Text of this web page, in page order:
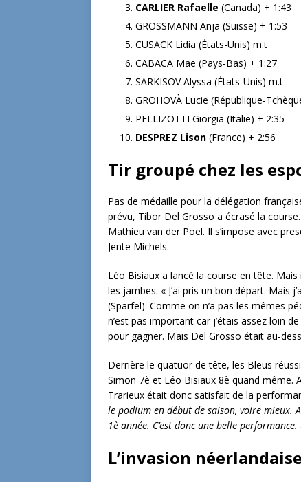
CARLIER Rafaelle (Canada) + 1:43
GROSSMANN Anja (Suisse) + 1:53
CUSACK Lidia (États-Unis) m.t
CABACA Mae (Pays-Bas) + 1:27
SARKISOV Alyssa (États-Unis) m.t
GROHOVÀ Lucie (République-
PELLIZOTTI Giorgia (Italie) + 2:35
DESPREZ Lison (France) + 2:56
Tir groupé chez les
Pas de médaille pour la délégation
prévu, Tibor Del Grosso a écrasé la
Mathieu van der Poel. Il s’impose avec
Jente Michels.
Léo Bisiaux a lancé la course en tête.
les jambes. « J’ai pris un bon départ. Mais
(Sparfel). Comme on n’a pas les mêmes
n’est pas important car j’étais assez loin
pour gagner. Mais Del Grosso était au-
Derrière le quatuor de tête, les Bleus
Simon 7è et Léo Bisiaux 8è quand même.
Trarieux était donc satisfait de la
le podium en début de saison, voire mieux.
1è année. C’est donc une belle performance.
L’invasion néerlandaise